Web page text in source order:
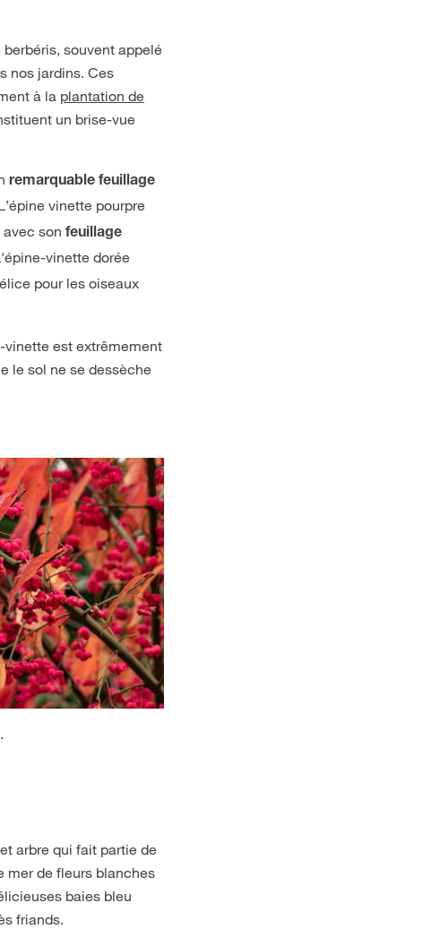
souvent appelé
nos jardins. Ces
à la plantation de
un brise-vue
remarquable feuillage
vinette pourpre
son feuillage
vinette dorée
pour les oiseaux
vinette est extrêmement
le sol ne se dessèche
arbre qui fait partie de
mer de fleurs blanches
baies bleu
friands.